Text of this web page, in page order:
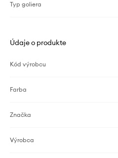
Typ goliera
Údaje o produkte
Kód výrobcu
Farba
Značka
Výrobca